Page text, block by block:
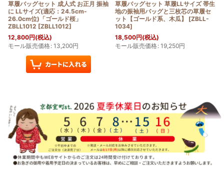
草履バッグセット 成人式 お正月 振袖
に LLサイズ(適応：24.5cm-
26.0cm位)「ゴールド桜」
ZBLL1012 [ZBLL1012]
12,800円(税込)
モール販売価格: 13,200円
草履バッグセット 草履LLサイズ 帯生
地の振袖用バッグと三枚芯の草履セ
ット【ゴールド系、木瓜】
[ZBLL-
1034]
18,500円(税込)
モール販売価格: 19,250円